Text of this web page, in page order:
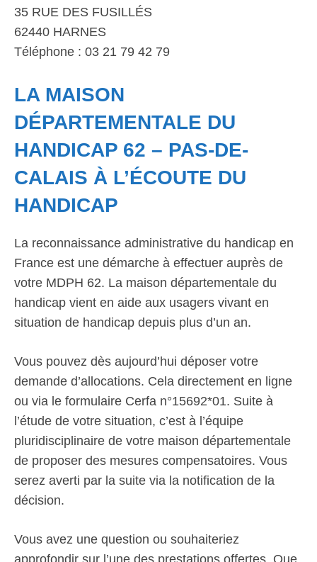
35 RUE DES FUSILLÉS
62440 HARNES
Téléphone : 03 21 79 42 79
LA MAISON
DÉPARTEMENTALE DU
HANDICAP 62 – PAS-DE-
CALAIS À L’ÉCOUTE DU
HANDICAP
La reconnaissance administrative du handicap en
France est une démarche à effectuer auprès de
votre MDPH 62. La maison départementale du
handicap vient en aide aux usagers vivant en
situation de handicap depuis plus d’un an.
Vous pouvez dès aujourd’hui déposer votre
demande d’allocations. Cela directement en ligne
ou via le formulaire Cerfa n°15692*01. Suite à
l’étude de votre situation, c’est à l’équipe
pluridisciplinaire de votre maison départementale
de proposer des mesures compensatoires. Vous
serez averti par la suite via la notification de la
décision.
Vous avez une question ou souhaiteriez
approfondir sur l’une des prestations offertes. Que